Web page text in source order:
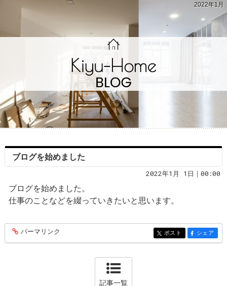
2022年1月
ブログを始めました
2022年1月 1日｜00:00
ブログを始めました。
仕事のことなどを綴っていきたいと思います。
entry111
パーマリンク entry111
ポスト entry111
シェア
記事一覧